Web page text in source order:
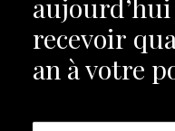
recevoir
an à votre